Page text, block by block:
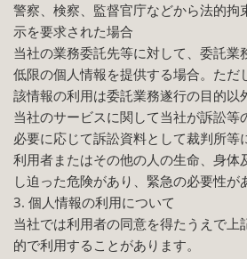
警察、検察、監督官庁などから法的拘
示を要求された場合
当社の業務委託先等に対して、委託業
低限の個人情報を提供する場合。ただ
該情報の利用は委託業務遂行の目的以
当社のサービスに関して当社が訴訟等
必要に応じて訴訟資料として裁判所等
利用者またはその他の人の生命、身体
し迫った危険があり、緊急の必要性が
3. 個人情報の利用について
当社では利用者の同意を得たうえで上
的で利用することがあります。